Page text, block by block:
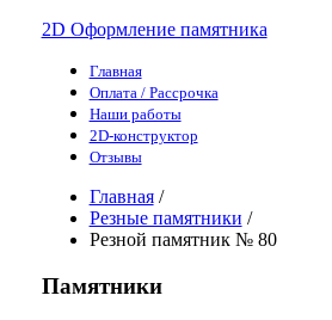
2D Оформление памятника
Главная
Оплата / Рассрочка
Наши работы
2D-конструктор
Отзывы
Главная /
Резные памятники /
Резной памятник № 80
Памятники